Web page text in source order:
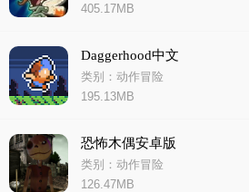
405.17MB
Daggerhood中文
类别：动作冒险
195.13MB
恐怖木偶安卓版
类别：动作冒险
126.47MB